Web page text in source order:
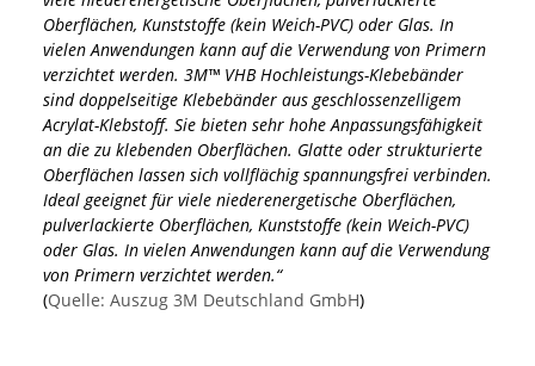
Oberflächen, Kunststoffe (kein Weich-PVC) oder Glas. In
vielen Anwendungen kann auf die Verwendung von Primern
verzichtet werden. 3M™ VHB Hochleistungs-Klebebänder
sind doppelseitige Klebebänder aus geschlossenzelligem
Acrylat-Klebstoff. Sie bieten sehr hohe Anpassungsfähigkeit
an die zu klebenden Oberflächen. Glatte oder strukturierte
Oberflächen lassen sich vollflächig spannungsfrei verbinden.
Ideal geeignet für viele niederenergetische Oberflächen,
pulverlackierte Oberflächen, Kunststoffe (kein Weich-PVC)
oder Glas. In vielen Anwendungen kann auf die Verwendung
von Primern verzichtet werden.“
(Quelle: Auszug 3M Deutschland GmbH)